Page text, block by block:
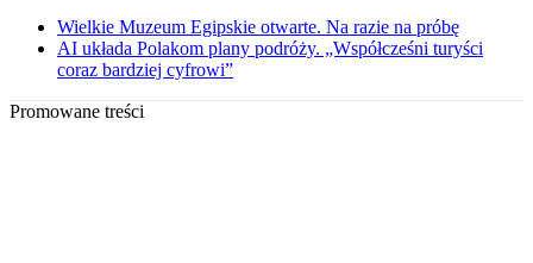
Wielkie Muzeum Egipskie otwarte. Na razie na próbę
AI układa Polakom plany podróży. „Współcześni turyści
coraz bardziej cyfrowi”
Promowane treści